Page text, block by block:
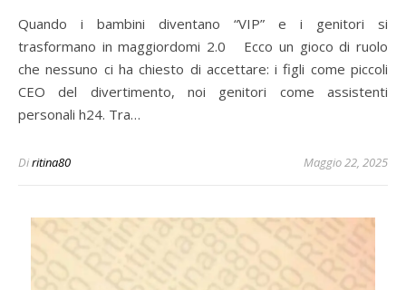
Quando i bambini diventano “VIP” e i genitori si
trasformano in maggiordomi 2.0 Ecco un gioco di ruolo
che nessuno ci ha chiesto di accettare: i figli come piccoli
CEO del divertimento, noi genitori come assistenti
personali h24. Tra…
Diritina80 Maggio 22, 2025